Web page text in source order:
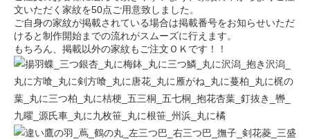
文いただく家紋を50点ご用意致しました。
ご自身の家紋が掲載されている場合は掲載番号をお知らせいただ
けると制作開始までの流れがスムーズに行えます。
もちろん、掲載以外の家紋もご注文ＯＫです！！